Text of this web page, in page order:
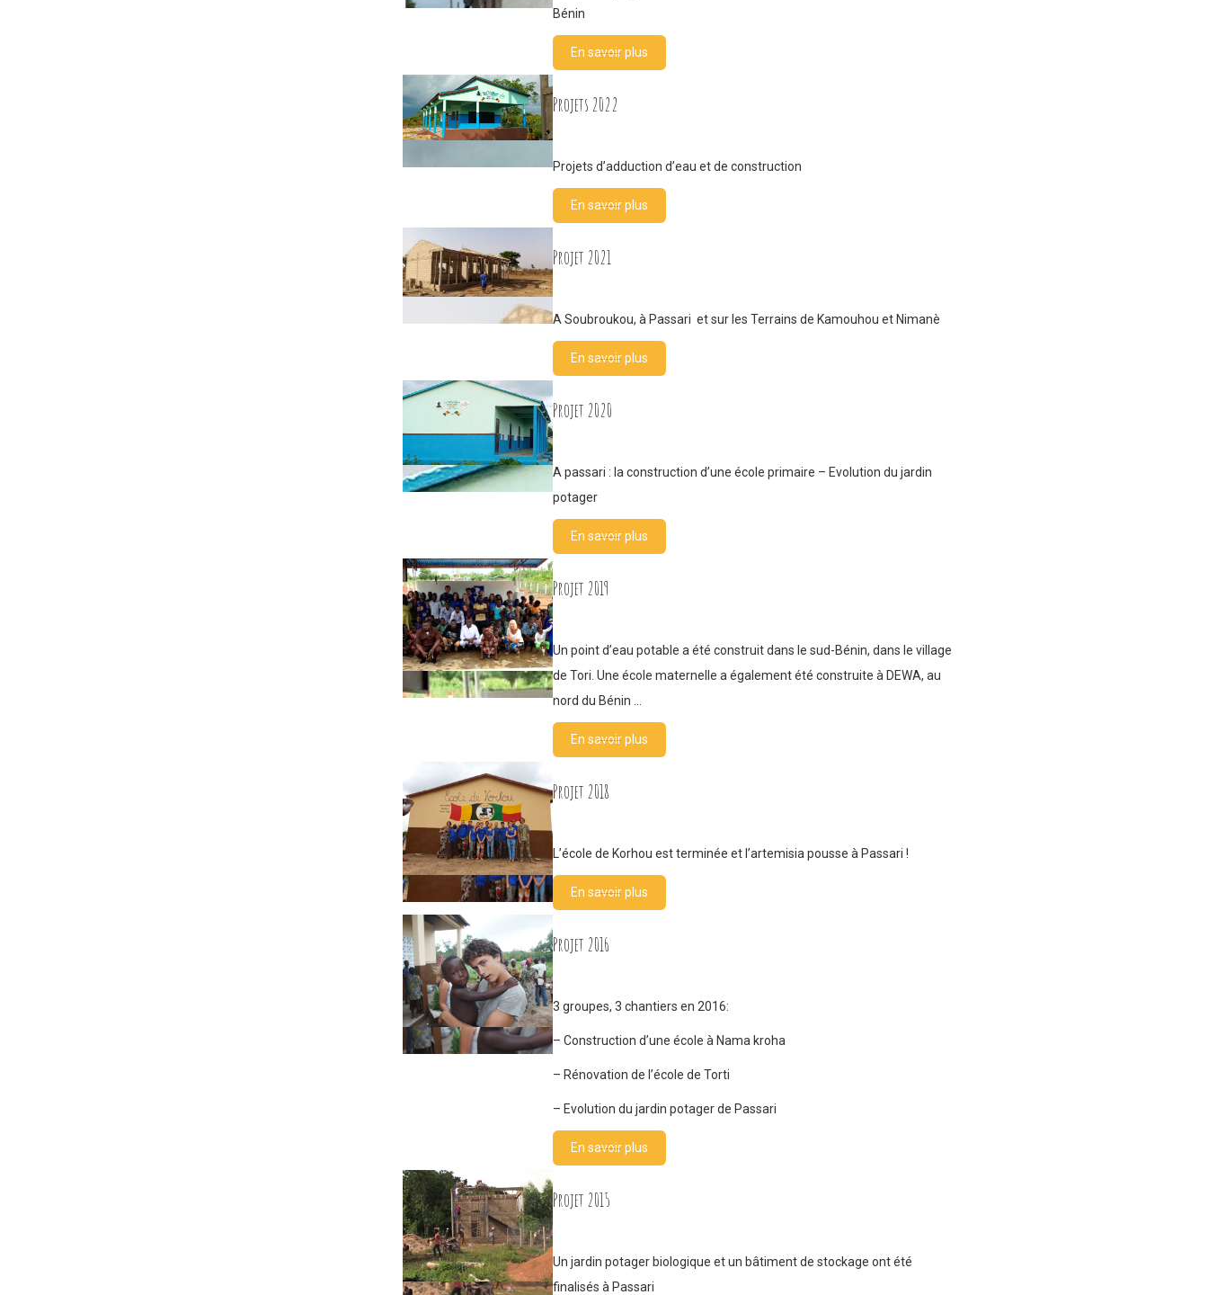
Bénin
En savoir plus
Projets 2022
Projets d’adduction d’eau et de construction
En savoir plus
Projet 2021
A Soubroukou, à Passari et sur les Terrains de Kamouhou et Nimanè
En savoir plus
Projet 2020
A passari : la construction d’une école primaire – Evolution du jardin
potager
En savoir plus
Projet 2019
Un point d’eau potable a été construit dans le sud-Bénin, dans le village
de Tori. Une école maternelle a également été construite à DEWA, au
nord du Bénin …
En savoir plus
Projet 2018
L’école de Korhou est terminée et l’artemisia pousse à Passari !
En savoir plus
Projet 2016
3 groupes, 3 chantiers en 2016:
– Construction d’une école à Nama kroha
– Rénovation de l’école de Torti
– Evolution du jardin potager de Passari
En savoir plus
Projet 2015
Un jardin potager biologique et un bâtiment de stockage ont été
finalisés à Passari